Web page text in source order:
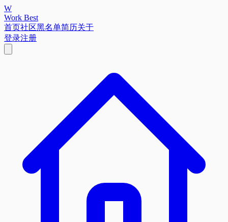
W
Work Best
首页社区黑名单简历关于
登录注册